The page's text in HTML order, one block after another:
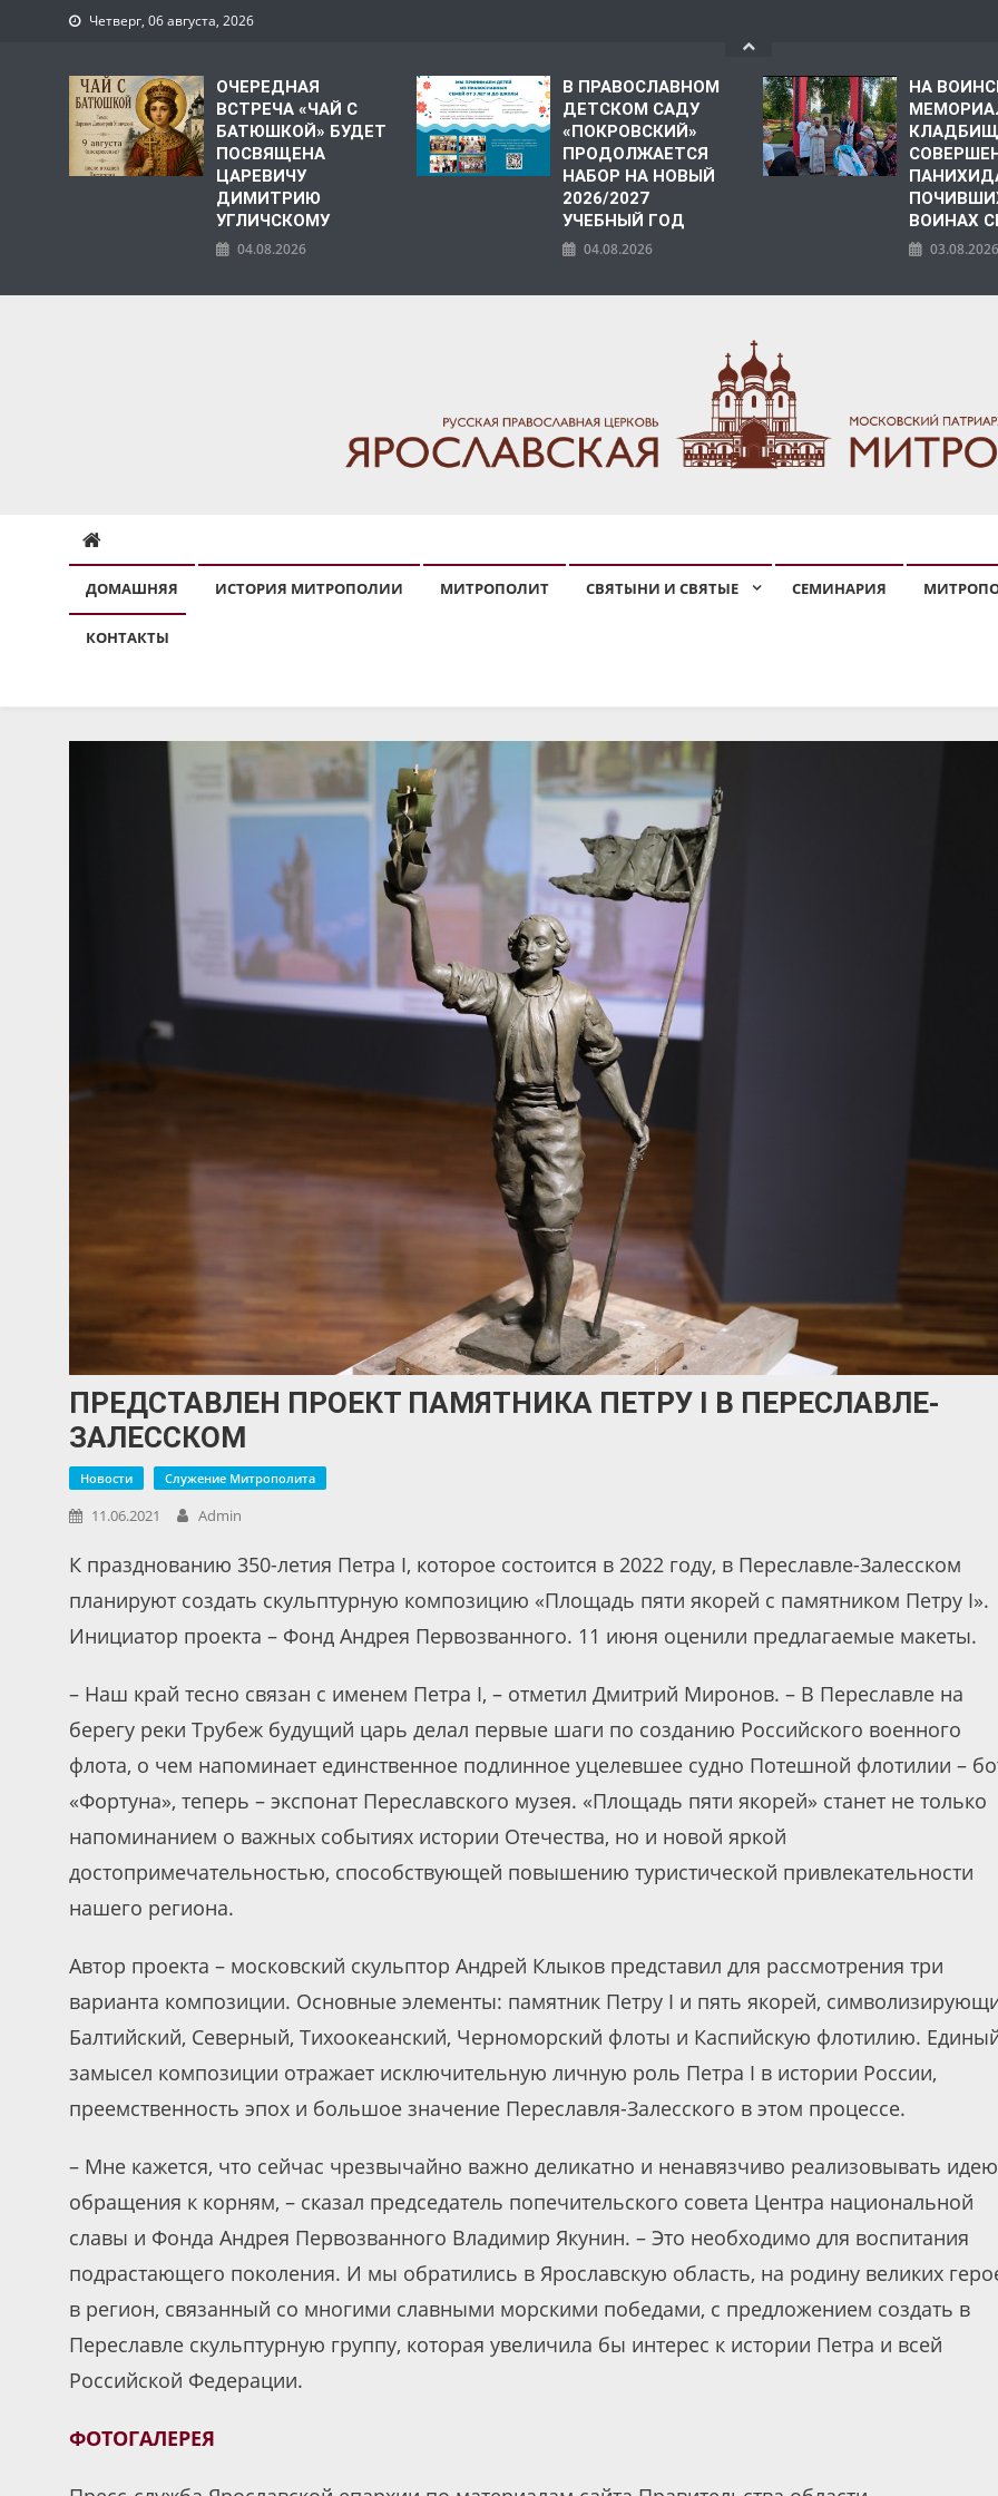
Четверг, 06 августа, 2026
ОЧЕРЕДНАЯ
ВСТРЕЧА «ЧАЙ С
БАТЮШКОЙ» БУДЕТ
ПОСВЯЩЕНА
ЦАРЕВИЧУ
ДИМИТРИЮ
УГЛИЧСКОМУ
04.08.2026
В ПРАВОСЛАВНОМ
ДЕТСКОМ САДУ
«ПОКРОВСКИЙ»
ПРОДОЛЖАЕТСЯ
НАБОР НА НОВЫЙ
2026/2027
УЧЕБНЫЙ ГОД
04.08.2026
НА
ВОИНАХ
ДОМАШНЯЯ ИСТОРИЯ МИТРОПОЛИИ МИТРОПОЛИТ СВЯТЫНИ И СВЯТЫЕ СЕМИНАРИЯ
КОНТАКТЫ
ПРЕДСТАВЛЕН ПРОЕКТ ПАМЯТНИКА ПЕТРУ I В ПЕРЕСЛАВЛЕ-
ЗАЛЕССКОМ
Новости Служение Митрополита
11.06.2021 Admin
К празднованию 350-летия Петра I, которое состоится в 2022 году, в Переславле-Залесском
планируют создать скульптурную композицию «Площадь пяти якорей с памятником Петру I».
Инициатор проекта – Фонд Андрея Первозванного. 11 июня оценили предлагаемые макеты.
– Наш край тесно связан с именем Петра I, – отметил Дмитрий Миронов. – В Переславле на
берегу реки Трубеж будущий царь делал первые шаги по созданию Российского военного
флота, о чем напоминает единственное подлинное уцелевшее судно Потешной флотилии –
«Фортуна», теперь – экспонат Переславского музея. «Площадь пяти якорей» станет не только
напоминанием о важных событиях истории Отечества, но и новой яркой
достопримечательностью, способствующей повышению туристической привлекательности
нашего региона.
Автор проекта – московский скульптор Андрей Клыков представил для рассмотрения три
варианта композиции. Основные элементы: памятник Петру I и пять якорей,
Балтийский, Северный, Тихоокеанский, Черноморский флоты и Каспийскую флотилию.
замысел композиции отражает исключительную личную роль Петра I в истории России,
преемственность эпох и большое значение Переславля-Залесского в этом процессе.
​– Мне кажется, что сейчас чрезвычайно важно деликатно и ненавязчиво реализовывать идею
обращения к корням, – сказал председатель попечительского совета Центра национальной
славы и Фонда Андрея Первозванного Владимир Якунин. – Это необходимо для воспитания
подрастающего поколения. И мы обратились в Ярославскую область, на родину великих
в регион, связанный со многими славными морскими победами, с предложением создать в
Переславле скульптурную группу, которая увеличила бы интерес к истории Петра и всей
Российской Федерации.
ФОТОГАЛЕРЕЯ